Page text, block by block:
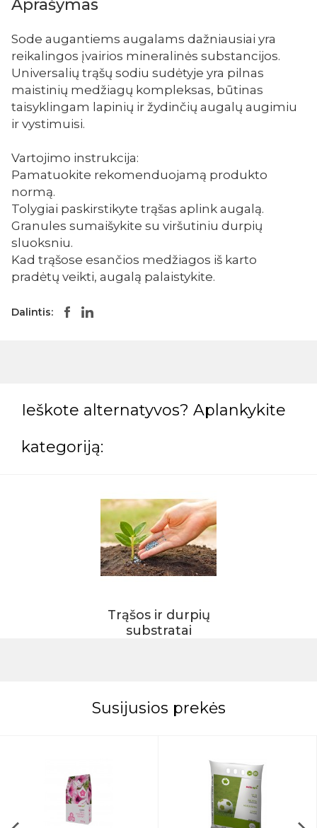
Aprašymas
Sode augantiems augalams dažniausiai yra
reikalingos įvairios mineralinės substancijos.
Universalių trąšų sodiu sudėtyje yra pilnas
maistinių medžiagų kompleksas, būtinas
taisyklingam lapinių ir žydinčių augalų augimiu
ir vystimuisi.
Vartojimo instrukcija:
Pamatuokite rekomenduojamą produkto
normą.
Tolygiai paskirstikyte trąšas aplink augalą.
Granules sumaišykite su viršutiniu durpių
sluoksniu.
Kad trąšose esančios medžiagos iš karto
pradėtų veikti, augalą palaistykite.
Dalintis:
Ieškote alternatyvos? Aplankykite
kategoriją:
Trąšos ir durpių
substratai
Susijusios prekės